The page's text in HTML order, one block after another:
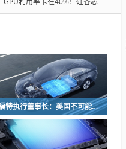
福特执行董事长：美国不可能永远把中国车企挡在门外 进来也有信心击败